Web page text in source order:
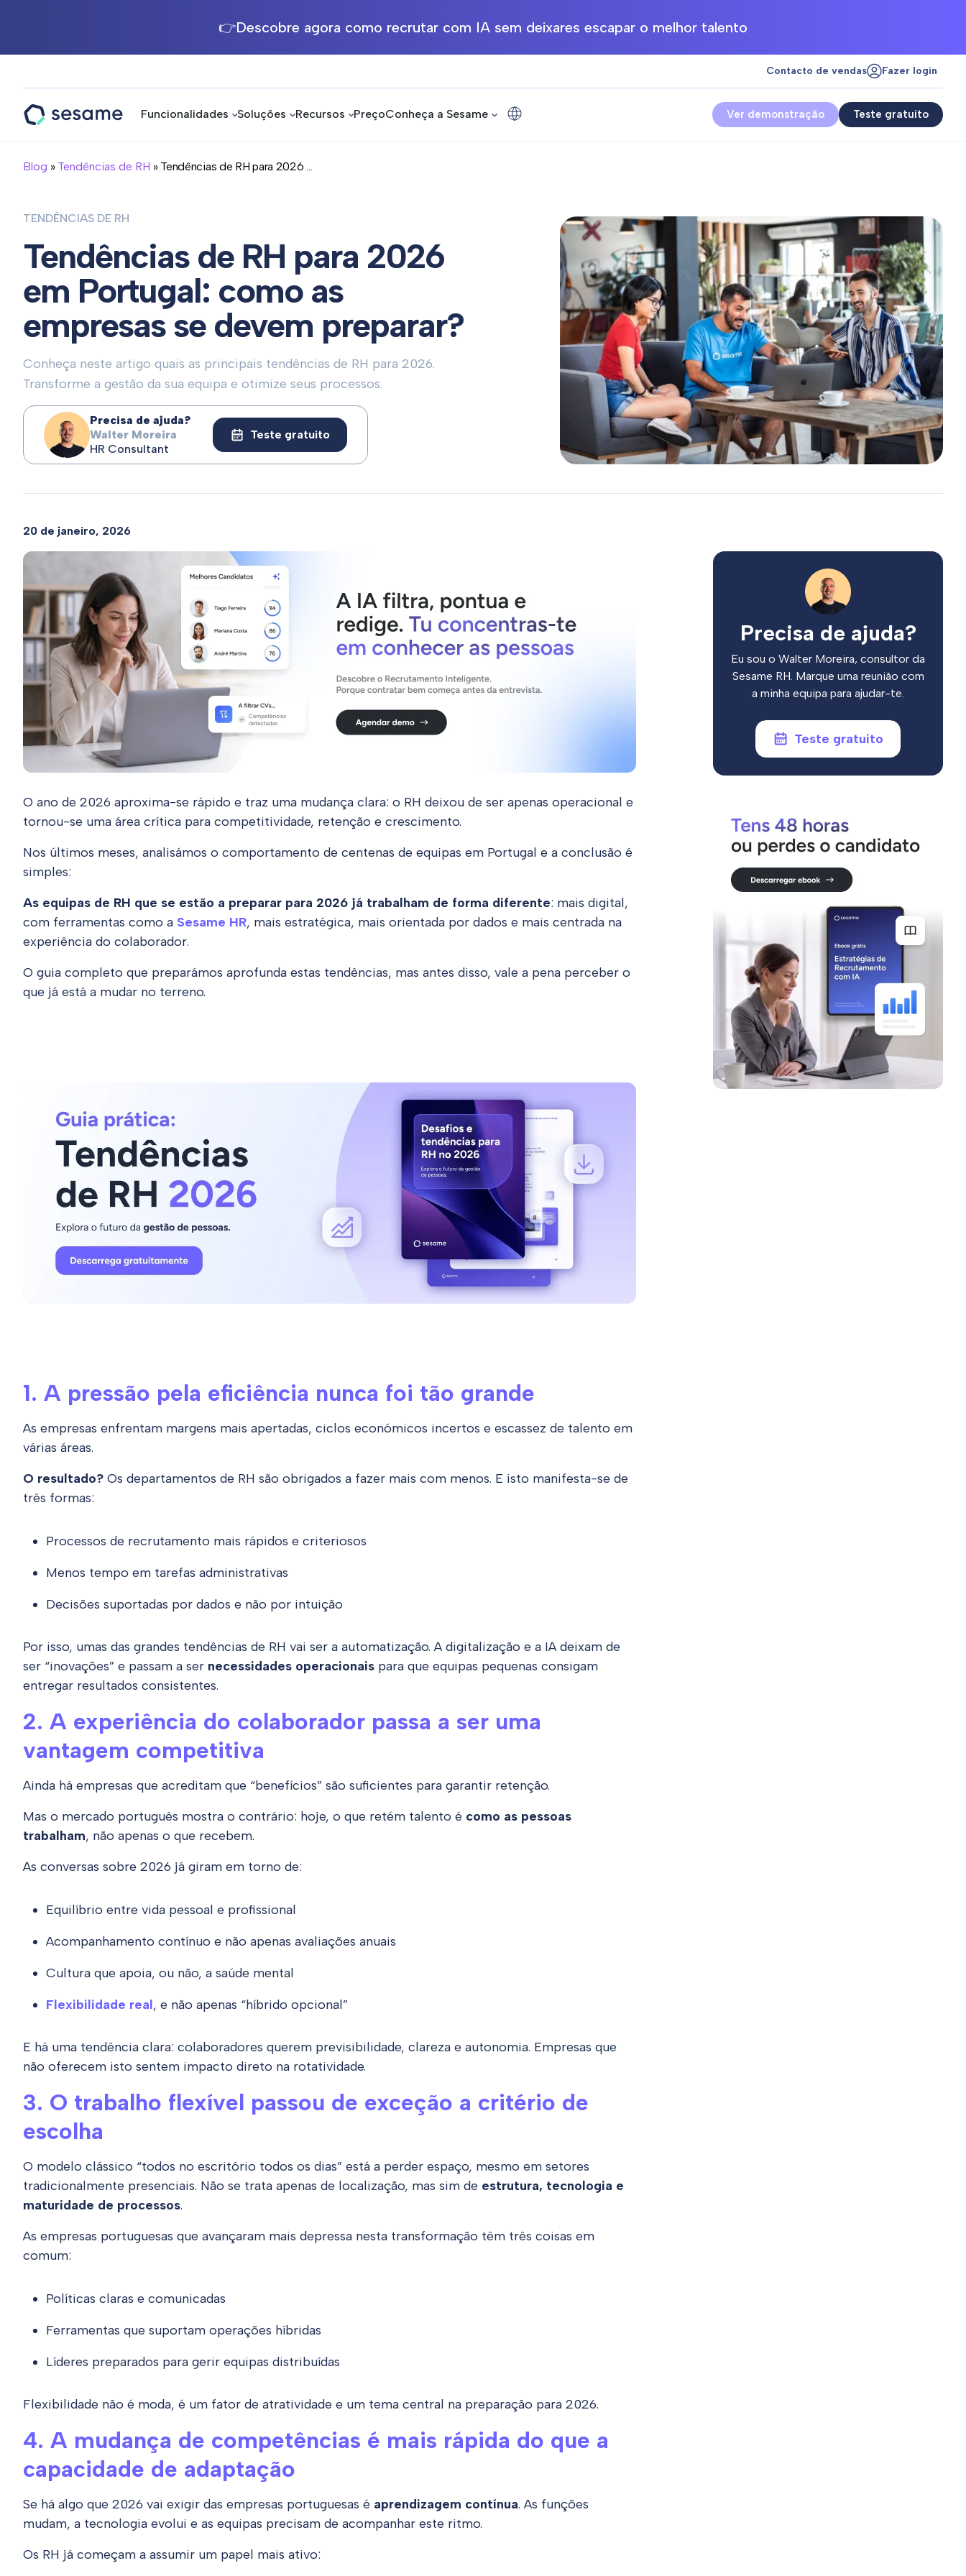
👉Descobre agora como recrutar com IA sem deixares escapar o melhor talento
Contacto de vendas Fazer login
Funcionalidades Soluções Recursos PreçoConheça a Sesame Teste gratuito
Ver demonstração
Blog » Tendências de RH » Tendências de RH para 2026 ...
TENDÊNCIAS DE RH
Tendências de RH para 2026
em Portugal: como as
empresas se devem preparar?
Conheça neste artigo quais as principais tendências de RH para 2026.
Transforme a gestão da sua equipa e otimize seus processos.
Precisa de ajuda?
Walter Moreira
HR Consultant
Teste gratuito
20 de janeiro, 2026
O ano de 2026 aproxima-se rápido e traz uma mudança clara: o RH deixou de ser apenas operacional e
tornou-se uma área crítica para competitividade, retenção e crescimento.
Nos últimos meses, analisámos o comportamento de centenas de equipas em Portugal e a conclusão é
simples:
As equipas de RH que se estão a preparar para 2026 já trabalham de forma diferente: mais digital,
com ferramentas como a Sesame HR, mais estratégica, mais orientada por dados e mais centrada na
experiência do colaborador.
O guia completo que preparámos aprofunda estas tendências, mas antes disso, vale a pena perceber o
que já está a mudar no terreno.
1. A pressão pela eficiência nunca foi tão grande
As empresas enfrentam margens mais apertadas, ciclos económicos incertos e escassez de talento em
várias áreas.
O resultado? Os departamentos de RH são obrigados a fazer mais com menos. E isto manifesta-se de
três formas:
Processos de recrutamento mais rápidos e criteriosos
Menos tempo em tarefas administrativas
Decisões suportadas por dados e não por intuição
Por isso, umas das grandes tendências de RH vai ser a automatização. A digitalização e a IA deixam de
ser “inovações” e passam a ser necessidades operacionais para que equipas pequenas consigam
entregar resultados consistentes.
2. A experiência do colaborador passa a ser uma
vantagem competitiva
Ainda há empresas que acreditam que “benefícios” são suficientes para garantir retenção.
Mas o mercado português mostra o contrário: hoje, o que retém talento é como as pessoas
trabalham, não apenas o que recebem.
As conversas sobre 2026 já giram em torno de:
Equilíbrio entre vida pessoal e profissional
Acompanhamento contínuo e não apenas avaliações anuais
Cultura que apoia, ou não, a saúde mental
Flexibilidade real, e não apenas “híbrido opcional”
E há uma tendência clara: colaboradores querem previsibilidade, clareza e autonomia. Empresas que
não oferecem isto sentem impacto direto na rotatividade.
3. O trabalho flexível passou de exceção a critério de
escolha
O modelo clássico “todos no escritório todos os dias” está a perder espaço, mesmo em setores
tradicionalmente presenciais. Não se trata apenas de localização, mas sim de estrutura, tecnologia e
maturidade de processos.
As empresas portuguesas que avançaram mais depressa nesta transformação têm três coisas em
comum:
Políticas claras e comunicadas
Ferramentas que suportam operações híbridas
Líderes preparados para gerir equipas distribuídas
Flexibilidade não é moda, é um fator de atratividade e um tema central na preparação para 2026.
4. A mudança de competências é mais rápida do que a
capacidade de adaptação
Se há algo que 2026 vai exigir das empresas portuguesas é aprendizagem contínua. As funções
mudam, a tecnologia evolui e as equipas precisam de acompanhar este ritmo.
Os RH já começam a assumir um papel mais ativo:
Precisa de ajuda?
Eu sou o Walter Moreira, consultor da
Sesame RH. Marque uma reunião com
a minha equipa para ajudar-te.
Teste gratuito